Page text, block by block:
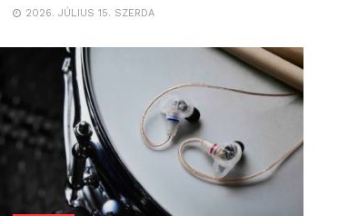
2026. JÚLIUS 15. SZERDA